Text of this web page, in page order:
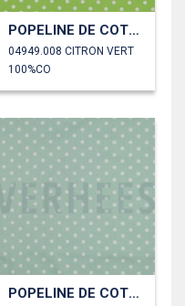
POPELINE DE COTON POINTS
04949.008 CITRON VERT
100%CO
POPELINE DE COTON POINTS